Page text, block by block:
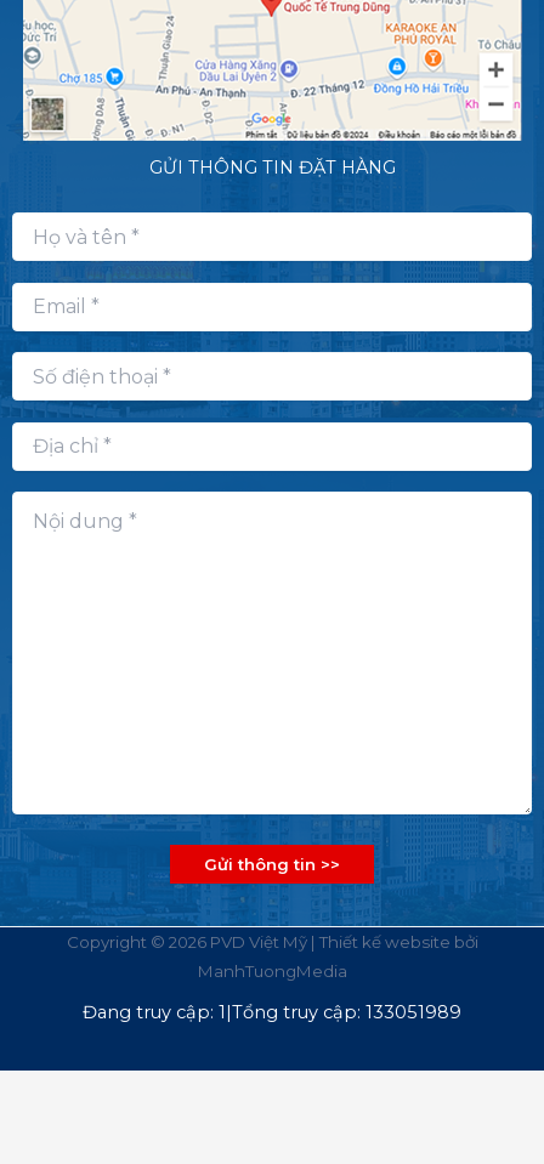
GỬI THÔNG TIN ĐẶT HÀNG
Copyright © 2026 PVD Việt Mỹ | Thiết kế website bởi
ManhTuongMedia
Đang truy cập: 1|Tổng truy cập: 133051989